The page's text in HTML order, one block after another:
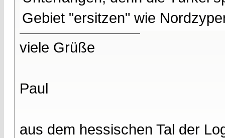
Gebiet "ersitzen" wie
viele Grüße
Paul
aus dem hessischen Tal der